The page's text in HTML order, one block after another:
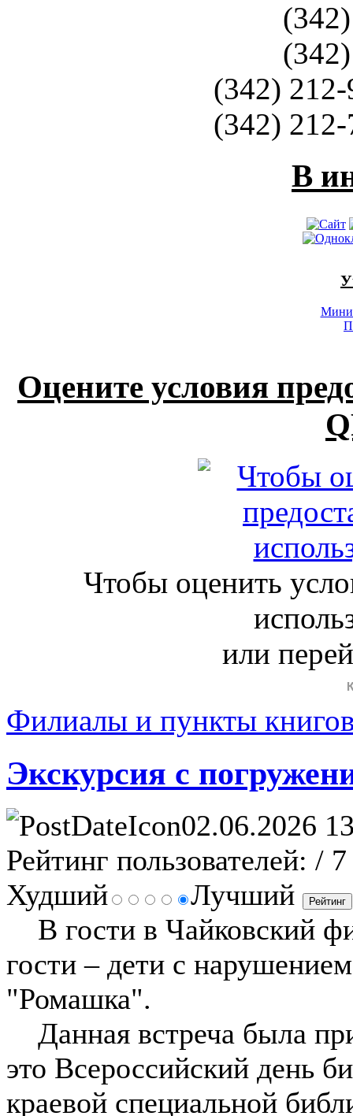
(342)
(342)
В
Оцените условия
Чтобы оценить
или
Филиалы и пункты
Экскурсия с
02.06.2026
Рейтинг пользователей: / 7
Худший
Лучший
В гости в Чайковский
гости – дети с
"Ромашка".
Данная встреча была
это Всероссийский день
краевой специальной